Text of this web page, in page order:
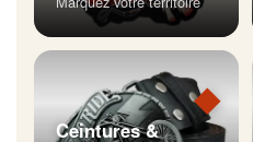
◆
Ceintures &